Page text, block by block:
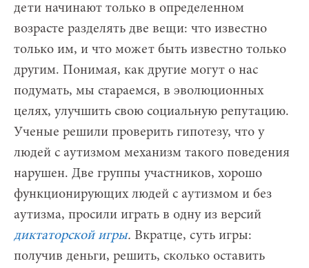
дети начинают только в определенном
возрасте разделять две вещи: что известно
только им, и что может быть известно только
другим. Понимая, как другие могут о нас
подумать, мы стараемся, в эволюционных
целях, улучшить свою социальную репутацию.
Ученые решили проверить гипотезу, что у
людей с аутизмом механизм такого поведения
нарушен. Две группы участников, хорошо
функционирующих людей с аутизмом и без
аутизма, просили играть в одну из версий
диктаторской игры. Вкратце, суть игры:
получив деньги, решить, сколько оставить